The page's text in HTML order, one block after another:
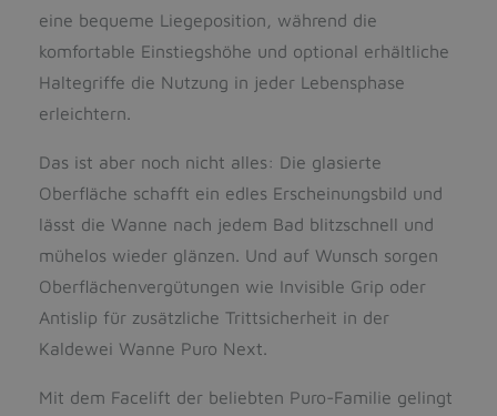
eine bequeme Liegeposition, während die
komfortable Einstiegshöhe und optional erhältliche
Haltegriffe die Nutzung in jeder Lebensphase
erleichtern.
Das ist aber noch nicht alles: Die glasierte
Oberfläche schafft ein edles Erscheinungsbild und
lässt die Wanne nach jedem Bad blitzschnell und
mühelos wieder glänzen. Und auf Wunsch sorgen
Oberflächenvergütungen wie Invisible Grip oder
Antislip für zusätzliche Trittsicherheit in der
Kaldewei Wanne Puro Next.
Mit dem Facelift der beliebten Puro-Familie gelingt